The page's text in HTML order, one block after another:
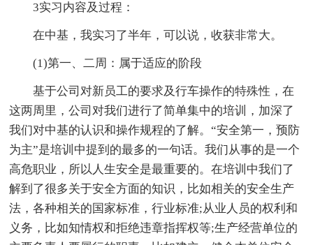
3实习内容及过程：
在中基，我实习了半年，可以说，收获非常大。
(1)第一、二周：属于适应的阶段
基于公司对新员工的要求及行车操作的特殊性，在
这两周里，公司对我们进行了简单集中的培训，加深了
我们对中基的认识和操作规程的了解。“安全第一，预防
为主”是培训中提到的最多的一句话。我们从事的是一个
高危职业，所以人生安全是最重要的。在培训中我们了
解到了很多关于安全方面的知识，比如相关的安全生产
法，各种相关的国家标准，行业标准;从业人员的权利和
义务，比如知情权和拒绝违章指挥权等;生产经营单位的